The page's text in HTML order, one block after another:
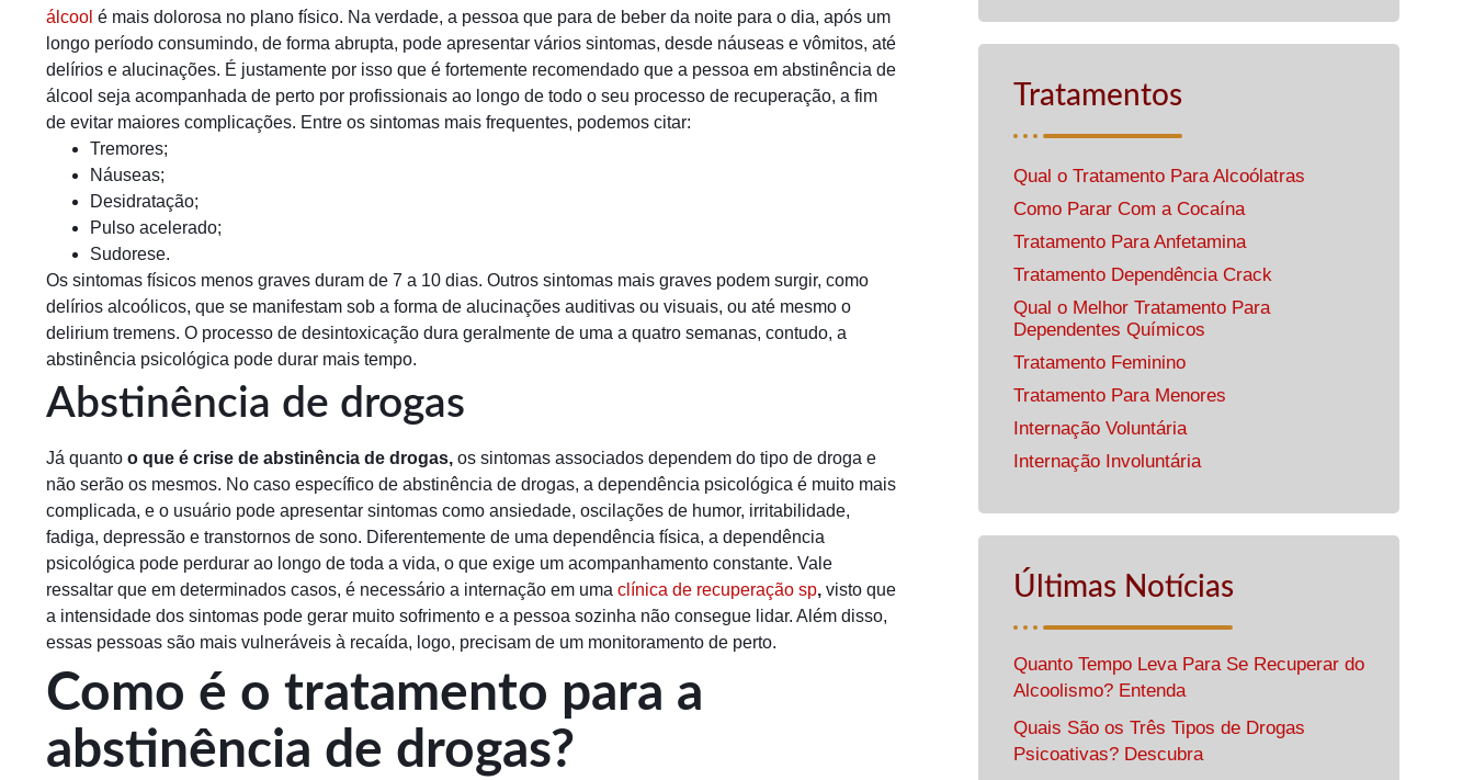
álcool é mais dolorosa no plano físico. Na verdade, a pessoa que para de beber da noite para o dia, após um
longo período consumindo, de forma abrupta, pode apresentar vários sintomas, desde náuseas e vômitos, até
delírios e alucinações. É justamente por isso que é fortemente recomendado que a pessoa em abstinência de
álcool seja acompanhada de perto por profissionais ao longo de todo o seu processo de recuperação, a fim
de evitar maiores complicações. Entre os sintomas mais frequentes, podemos citar:
Tremores;
Náuseas;
Desidratação;
Pulso acelerado;
Sudorese.
Os sintomas físicos menos graves duram de 7 a 10 dias. Outros sintomas mais graves podem surgir, como
delírios alcoólicos, que se manifestam sob a forma de alucinações auditivas ou visuais, ou até mesmo o
delirium tremens. O processo de desintoxicação dura geralmente de uma a quatro semanas, contudo, a
abstinência psicológica pode durar mais tempo.
Abstinência de drogas
Já quanto o que é crise de abstinência de drogas, os sintomas associados dependem do tipo de droga e
não serão os mesmos. No caso específico de abstinência de drogas, a dependência psicológica é muito mais
complicada, e o usuário pode apresentar sintomas como ansiedade, oscilações de humor, irritabilidade,
fadiga, depressão e transtornos de sono. Diferentemente de uma dependência física, a dependência
psicológica pode perdurar ao longo de toda a vida, o que exige um acompanhamento constante. Vale
ressaltar que em determinados casos, é necessário a internação em uma clínica de recuperação sp, visto que
a intensidade dos sintomas pode gerar muito sofrimento e a pessoa sozinha não consegue lidar. Além disso,
essas pessoas são mais vulneráveis à recaída, logo, precisam de um monitoramento de perto.
Como é o tratamento para a
abstinência de drogas?
Tratamentos
Qual o Tratamento Para Alcoólatras
Como Parar Com a Cocaína
Tratamento Para Anfetamina
Tratamento Dependência Crack
Qual o Melhor Tratamento Para
Dependentes Químicos
Tratamento Feminino
Tratamento Para Menores
Internação Voluntária
Internação Involuntária
Últimas Notícias
Quanto Tempo Leva Para Se Recuperar do
Alcoolismo? Entenda
Quais São os Três Tipos de Drogas
Psicoativas? Descubra